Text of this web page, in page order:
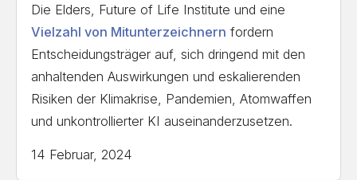
Allied Strategy
Sustainable Peace and Development
Organization, Pakistan
The School of Robotics
(www.scuoladirobotica.it)
Die Elders, Future of Life Institute und eine
Vielzahl von Mitunterzeichnern fordern
Entscheidungsträger auf, sich dringend mit den
anhaltenden Auswirkungen und eskalierenden
Risiken der Klimakrise, Pandemien, Atomwaffen
und unkontrollierter KI auseinanderzusetzen.
14 Februar, 2024